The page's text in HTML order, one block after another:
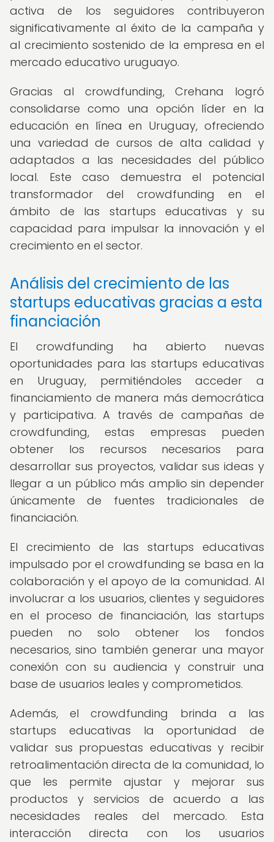
activa de los seguidores contribuyeron
significativamente al éxito de la campaña y
al crecimiento sostenido de la empresa en el
mercado educativo uruguayo.
Gracias al crowdfunding, Crehana logró
consolidarse como una opción líder en la
educación en línea en Uruguay, ofreciendo
una variedad de cursos de alta calidad y
adaptados a las necesidades del público
local. Este caso demuestra el potencial
transformador del crowdfunding en el
ámbito de las startups educativas y su
capacidad para impulsar la innovación y el
crecimiento en el sector.
Análisis del crecimiento de las
startups educativas gracias a esta
financiación
El crowdfunding ha abierto nuevas
oportunidades para las startups educativas
en Uruguay, permitiéndoles acceder a
financiamiento de manera más democrática
y participativa. A través de campañas de
crowdfunding, estas empresas pueden
obtener los recursos necesarios para
desarrollar sus proyectos, validar sus ideas y
llegar a un público más amplio sin depender
únicamente de fuentes tradicionales de
financiación.
El crecimiento de las startups educativas
impulsado por el crowdfunding se basa en la
colaboración y el apoyo de la comunidad. Al
involucrar a los usuarios, clientes y seguidores
en el proceso de financiación, las startups
pueden no solo obtener los fondos
necesarios, sino también generar una mayor
conexión con su audiencia y construir una
base de usuarios leales y comprometidos.
Además, el crowdfunding brinda a las
startups educativas la oportunidad de
validar sus propuestas educativas y recibir
retroalimentación directa de la comunidad, lo
que les permite ajustar y mejorar sus
productos y servicios de acuerdo a las
necesidades reales del mercado. Esta
interacción directa con los usuarios